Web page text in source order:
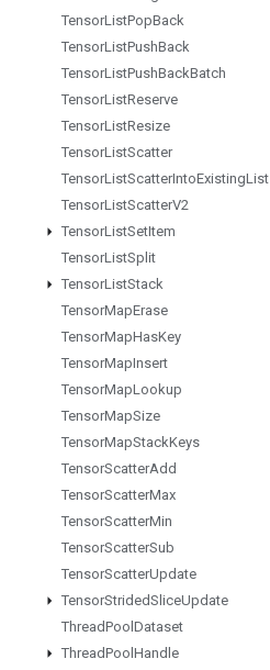
TensorListPopBack
TensorListPushBack
TensorListPushBackBatch
TensorListReserve
TensorListResize
TensorListScatter
TensorListScatterIntoExistingList
TensorListScatterV2
TensorListSetItem
TensorListSplit
TensorListStack
TensorMapErase
TensorMapHasKey
TensorMapInsert
TensorMapLookup
TensorMapSize
TensorMapStackKeys
TensorScatterAdd
TensorScatterMax
TensorScatterMin
TensorScatterSub
TensorScatterUpdate
TensorStridedSliceUpdate
ThreadPool Dataset
ThreadPool Handle